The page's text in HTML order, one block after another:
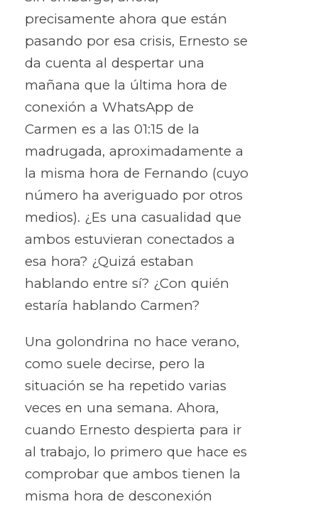
precisamente ahora que están
pasando por esa crisis, Ernesto se
da cuenta al despertar una
mañana que la última hora de
conexión a WhatsApp de
Carmen es a las 01:15 de la
madrugada, aproximadamente a
la misma hora de Fernando (cuyo
número ha averiguado por otros
medios). ¿Es una casualidad que
ambos estuvieran conectados a
esa hora? ¿Quizá estaban
hablando entre sí? ¿Con quién
estaría hablando Carmen?
Una golondrina no hace verano,
como suele decirse, pero la
situación se ha repetido varias
veces en una semana. Ahora,
cuando Ernesto despierta para ir
al trabajo, lo primero que hace es
comprobar que ambos tienen la
misma hora de desconexión